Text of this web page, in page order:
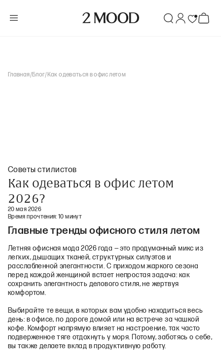
Главная/Блог/Как одеваться в офис летом
Советы стилистов
Как одеваться в офис летом
2026?
20 мая 2026
Время прочтения:10 минут
Главные тренды офисного стиля летом
Летняя офисная мода 2026 года — это продуманный микс из
легких, дышащих тканей, структурных силуэтов и
расслабленной элегантности. С приходом жаркого сезона
перед каждой женщиной встает непростая задача: как
сохранить элегантность делового стиля, не жертвуя
комфортом.
Выбирайте те вещи, в которых вам удобно находиться весь
день: в офисе, по дороге домой или на встрече за чашкой
кофе. Комфорт напрямую влияет на настроение, так часто
подверженное тяге отдохнуть у моря. Потому, заботясь о себе,
вы также делаете вклад в продуктивную работу.